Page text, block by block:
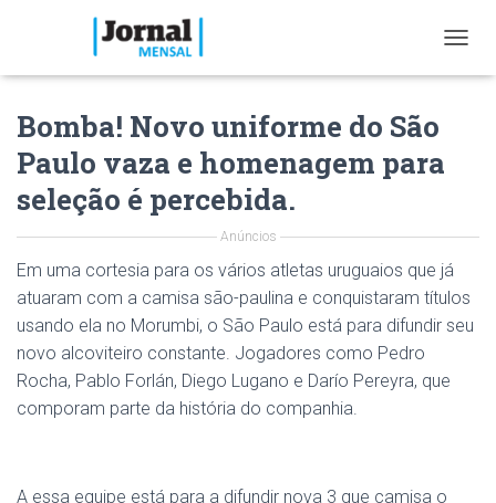
O
T
I
Bomba! Novo uniforme do São
Paulo vaza e homenagem para
seleção é percebida.
Anúncios
Em uma cortesia para os vários atletas uruguaios que já
atuaram com a camisa são-paulina e conquistaram títulos
usando ela no Morumbi, o São Paulo está para difundir seu
novo alcoviteiro constante. Jogadores como Pedro
Rocha, Pablo Forlán, Diego Lugano e Darío Pereyra, que
comporam parte da história do companhia.
A essa equipe está para a difundir nova 3 que camisa o